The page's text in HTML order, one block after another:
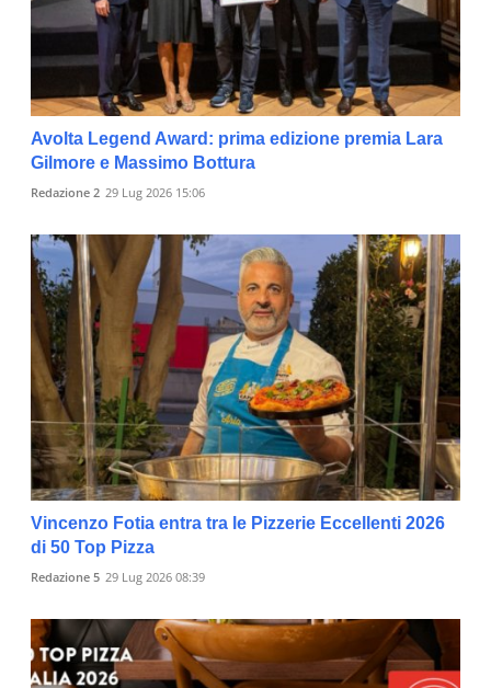
Avolta Legend Award: prima edizione premia Lara
Gilmore e Massimo Bottura
Redazione 2 29 Lug 2026 15:06
Vincenzo Fotia entra tra le Pizzerie Eccellenti 2026
di 50 Top Pizza
Redazione 5 29 Lug 2026 08:39